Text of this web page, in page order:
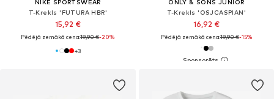
NIKE SPORTSWEAR
T-Krekls 'FUTURA HBR'
15,92 €
Pēdējā zemākā cena:19,90 €-20%
+3
ONLY & SONS JUNIOR
T-Krekls 'OSJCASPIAN'
16,92 €
Pēdējā zemākā cena:19,90 €-15%